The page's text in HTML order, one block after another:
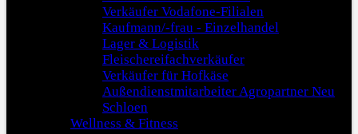
Verkäufer Vodafone-Filialen
Kaufmann/-frau - Einzelhandel
Lager & Logistik
Fleischereifachverkäufer
Verkäufer für Hofkäse
Außendienstmitarbeiter Agropartner Neu
Schloen
Wellness & Fitness